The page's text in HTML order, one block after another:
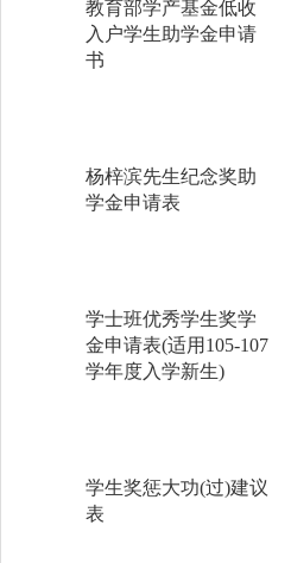
教育部学产基金低收
入户学生助学金申请
书
杨梓滨先生纪念奖助
学金申请表
学士班优秀学生奖学
金申请表(适用105-107
学年度入学新生)
学生奖惩大功(过)建议
表